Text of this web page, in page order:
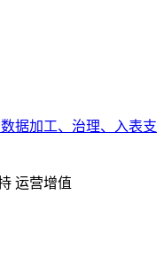
据加工、治理、入表支
运营增值